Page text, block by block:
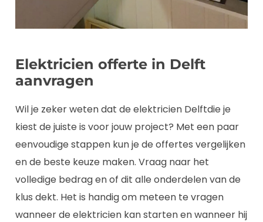
Elektricien offerte in Delft
aanvragen
Wil je zeker weten dat de elektricien Delftdie je
kiest de juiste is voor jouw project? Met een paar
eenvoudige stappen kun je de offertes vergelijken
en de beste keuze maken. Vraag naar het
volledige bedrag en of dit alle onderdelen van de
klus dekt. Het is handig om meteen te vragen
wanneer de elektricien kan starten en wanneer hij